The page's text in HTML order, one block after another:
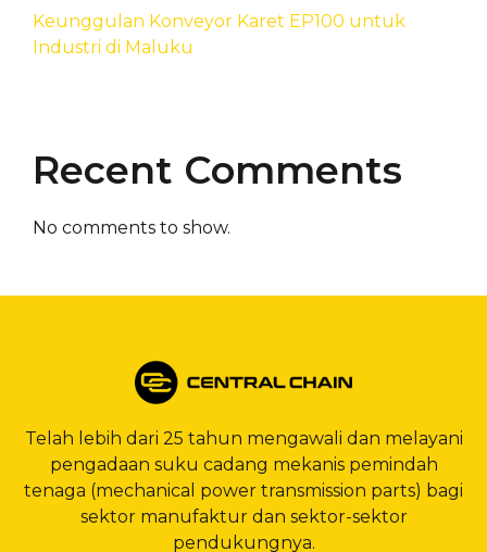
Keunggulan Konveyor Karet EP100 untuk
Industri di Maluku
Recent Comments
No comments to show.
Telah lebih dari 25 tahun mengawali dan melayani
pengadaan suku cadang mekanis pemindah
tenaga (mechanical power transmission parts) bagi
sektor manufaktur dan sektor-sektor
pendukungnya.